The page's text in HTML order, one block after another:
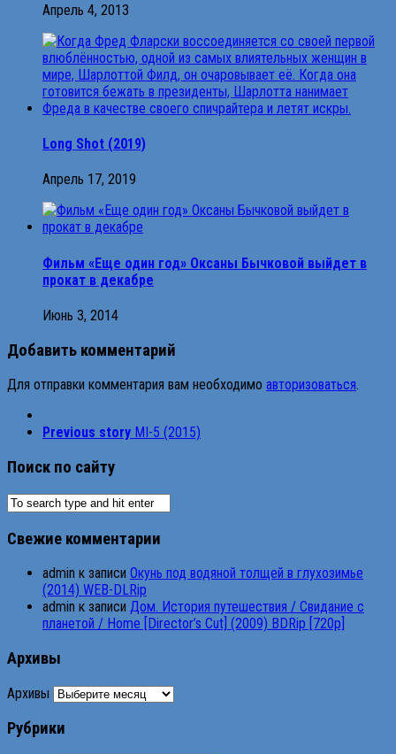
Апрель 4, 2013
Long Shot (2019)
Апрель 17, 2019
Фильм «Еще один год» Оксаны Бычковой выйдет в
прокат в декабре
Июнь 3, 2014
Добавить комментарий
Для отправки комментария вам необходимо авторизоваться.
Previous story MI-5 (2015)
Поиск по сайту
Свежие комментарии
admin к записи Окунь под водяной толщей в глухозимье
(2014) WEB-DLRip
admin к записи Дом. История путешествия / Свидание с
планетой / Home [Director’s Cut] (2009) BDRip [720p]
Архивы
Архивы
Рубрики